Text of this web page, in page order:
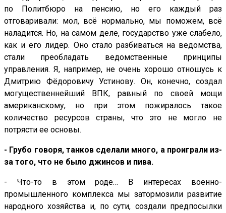
по Политбюро на пенсию, но его каждый раз
отговаривали: мол, всё нормально, мы поможем, всё
наладится. Но, на самом деле, государство уже слабело,
как и его лидер. Оно стало разбиваться на ведомства,
стали преобладать ведомственные принципы
управления. Я, например, не очень хорошо отношусь к
Дмитрию Фёдоровичу Устинову. Он, конечно, создал
могущественнейший ВПК, равный по своей мощи
американскому, но при этом пожиралось такое
количество ресурсов страны, что это не могло не
потрясти ее основы.
- Грубо говоря, танков сделали много, а проиграли из-
за того, что не было джинсов и пива.
- Что-то в этом роде… В интересах военно-
промышленного комплекса мы затормозили развитие
народного хозяйства и, по сути, создали предпосылки